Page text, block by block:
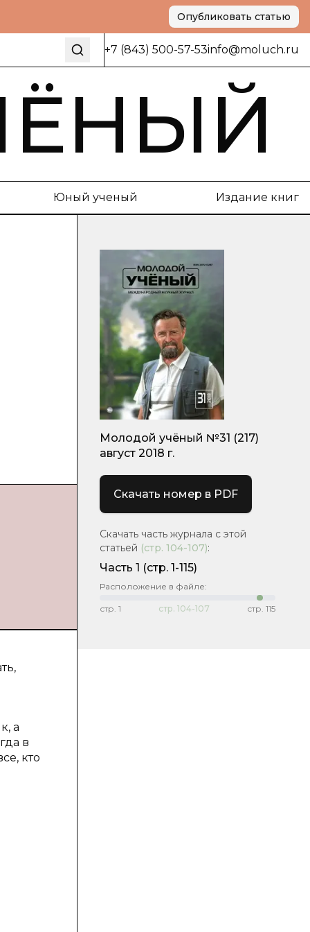
Опубликовать статью
+7 (843) 500-57-53info@moluch.ru
Юный ученый Издание книг
а
в
кто
Молодой учёный №31 (217)
август 2018 г.
Скачать номер в PDF
Скачать часть журнала с этой
статьей (стр. 104-107):
Часть 1 (стр. 1-115)
Расположение в файле:
стр. 1 стр. 104-107 стр. 115